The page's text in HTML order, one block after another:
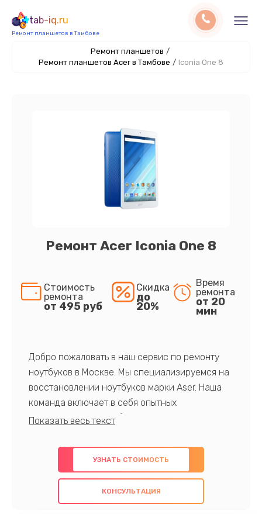
tab-iq.ru
Ремонт планшетов в Тамбове
Ремонт планшетов /
Ремонт планшетов Acer в Тамбове / Iconia One 8
Ремонт Acer Iconia One 8
Стоимость
ремонта
от 495 руб
Скидка
до
20%
Время
ремонта
от 20
мин
Добро пожаловать в наш сервис по ремонту
ноутбуков в Москве. Мы специализируемся на
восстановлении ноутбуков марки Aser. Наша
команда включает в себя опытных
профессионалов с обширными знаниями и
предлагаем быстрый и качественный ремонт с
использованием оригинальных компонентов, а
также гарантируем качество всех
проведенных работ. Наша цель - предоставить
УЗНАТЬ СТОИМОСТЬ
КОНСУЛЬТАЦИЯ